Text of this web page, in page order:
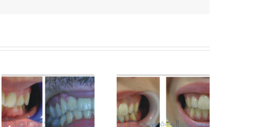
Ορθοδοντική χωρίς
σιδεράκια